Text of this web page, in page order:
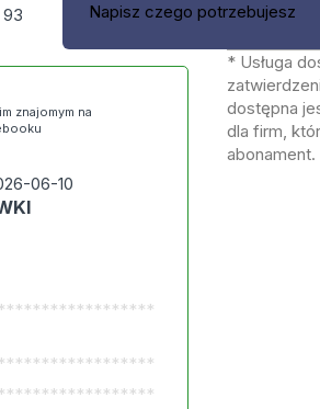
Napisz czego potrzebujesz
znajomym na
06-10
* Usługa
dostępna
dla firm,
abonament.